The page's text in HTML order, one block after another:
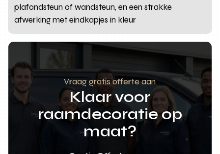
plafondsteun of wandsteun, en een strakke
afwerking met eindkapjes in kleur
Vraag gratis offerte aan
Klaar voor
raamdecoratie op
maat?